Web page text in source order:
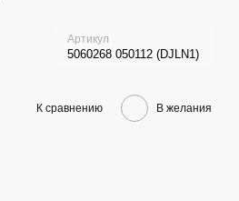
Артикул
5060268 050112 (DJLN1)
К сравнению В желания